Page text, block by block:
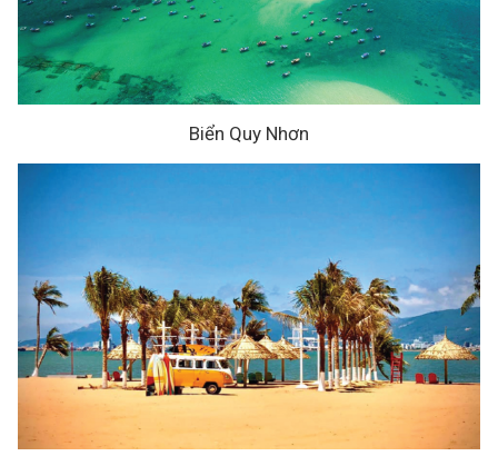
Biển Quy Nhơn